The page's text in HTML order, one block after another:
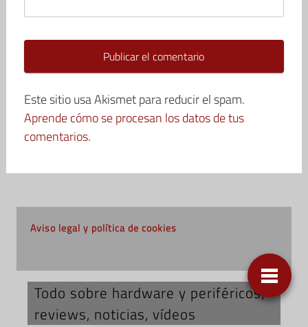
Este sitio usa Akismet para reducir el spam.
Aprende cómo se procesan los datos de tus
comentarios.
Aviso legal y política de cookies
Todo sobre hardware y periféricos;
reviews, noticias, vídeos